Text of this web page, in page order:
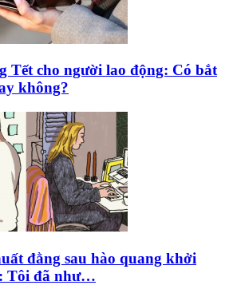
Tết cho người lao động: Có bắt
không?
đằng sau hào quang khởi
Tôi đã như…